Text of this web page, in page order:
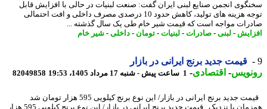
انجمن صنایع لبنی ایران گفت: صنعت لبنیات در حالی با افزایش قابل
توجه هزینه های تولید، کاهش حدود 10 درصدی مصرف داخلی و افت احتمالی
مواجه است که قیمت شیر خام طی یک سال گذشته ...
-لبنی -صادرات- لبنیات-تومان-داخلی -شیر خام
قیمت جدید برنج ایرانی در بازار
-اقتصادی-1 ساعت پیش - شنبه 17 مرداد 1405، 19:53 82049858
قیمت جدید برنج ایرانی در بازار/ این نوع برنج کیلویی 595 هزار تومان شد